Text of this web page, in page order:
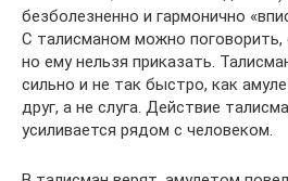
безболезненно и гармонично
С талисманом можно поговорить,
но ему нельзя приказать.
сильно и не так быстро, как
друг, а не слуга. Действие
усиливается рядом с человеком.